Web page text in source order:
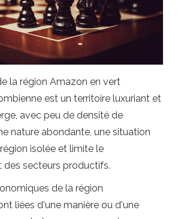
la région Amazon en vert
est un territoire luxuriant et
avec peu de densité de
nature abondante, une situation
isolée et limite le
secteurs productifs.
de la région
liées d'une manière ou d'une